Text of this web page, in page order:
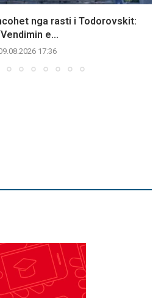
nga rasti i Todorovskit:
e...
17:36